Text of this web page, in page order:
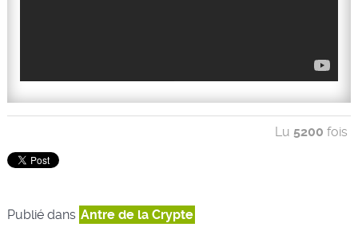
Lu 5200 fois
Publié dans Antre de la Crypte